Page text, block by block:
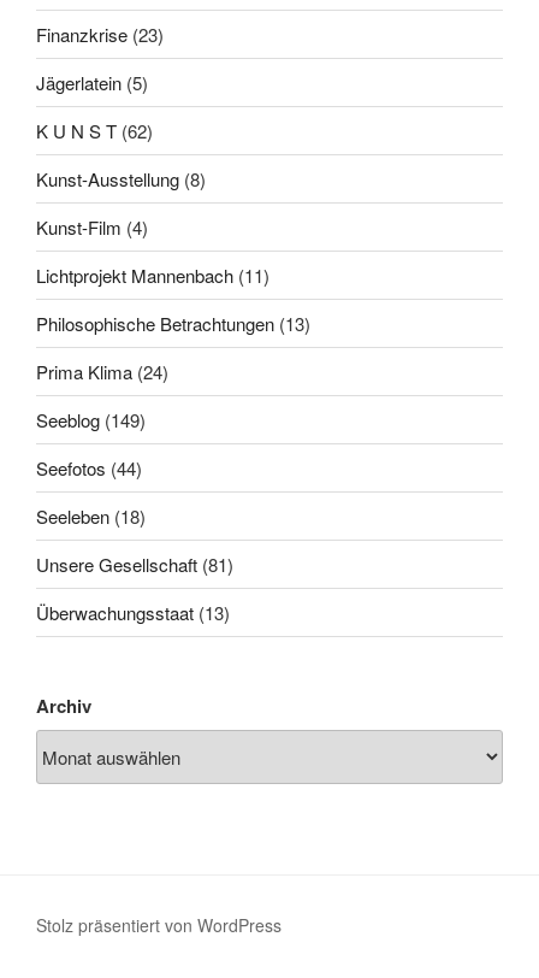
Finanzkrise (23)
Jägerlatein (5)
K U N S T (62)
Kunst-Ausstellung (8)
Kunst-Film (4)
Lichtprojekt Mannenbach (11)
Philosophische Betrachtungen (13)
Prima Klima (24)
Seeblog (149)
Seefotos (44)
Seeleben (18)
Unsere Gesellschaft (81)
Überwachungsstaat (13)
Archiv
Stolz präsentiert von WordPress